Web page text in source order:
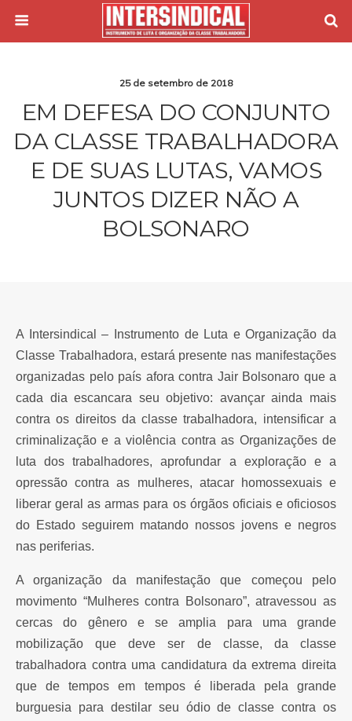
25 de setembro de 2018
EM DEFESA DO CONJUNTO
DA CLASSE TRABALHADORA
E DE SUAS LUTAS, VAMOS
JUNTOS DIZER NÃO A
BOLSONARO
A Intersindical – Instrumento de Luta e Organização da
Classe Trabalhadora, estará presente nas manifestações
organizadas pelo país afora contra Jair Bolsonaro que a
cada dia escancara seu objetivo: avançar ainda mais
contra os direitos da classe trabalhadora, intensificar a
criminalização e a violência contra as Organizações de
luta dos trabalhadores, aprofundar a exploração e a
opressão contra as mulheres, atacar homossexuais e
liberar geral as armas para os órgãos oficiais e oficiosos
do Estado seguirem matando nossos jovens e negros
nas periferias.
A organização da manifestação que começou pelo
movimento “Mulheres contra Bolsonaro”, atravessou as
cercas do gênero e se amplia para uma grande
mobilização que deve ser de classe, da classe
trabalhadora contra uma candidatura da extrema direita
que de tempos em tempos é liberada pela grande
burguesia para destilar seu ódio de classe contra os